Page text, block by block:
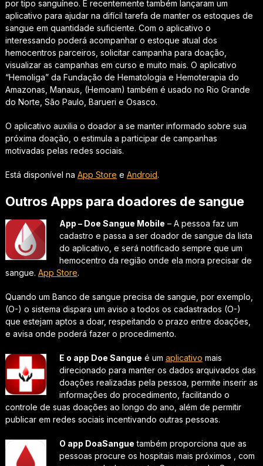
por tipo sanguíneo. E recentemente também lançaram um
aplicativo para ajudar na difícil tarefa de manter os estoques de
sangue em quantidade suficiente. Com o aplicativo o
interessando poderá acompanhar o estoque atual dos
hemocentros parceiros, solicitar campanha para doação,
visualizar as campanhas em curso e muito mais. O aplicativo
“Hemoliga” da Fundação de Hematologia e Hemoterapia do
Amazonas, Manaus, (Hemoam) também é usado no Rio Grande
do Norte, São Paulo, Barueri e Osasco.
O aplicativo auxilia o doador a se manter informado sobre sua
próxima doação, o estimula a participar de campanhas
motivadas pelas redes sociais.
Está disponível na App Store e Android.
Outros Apps para doadores de sangue
App – Doe Sangue Mobile – A pessoa faz um
cadastro e passa a ser doador de sangue da lista
do aplicativo, e será notificado sempre que um
hemocentro da região onde ela mora precisar de
sangue. App Store.
Quando um Banco de sangue precisa de sangue, por exemplo,
(O-) o sistema dispara um aviso a todos os cadastrados (O-)
que estejam aptos a doar, respeitando o prazo entre doações,
e avisa onde poderá fazer o procedimento.
E o app Doe Sangue é um aplicativo mais
direcionado para manter os dados arquivados das
doações realizadas pela pessoa, permite inserir as
informações do procedimento, facilitando o
controle de suas doações ao longo do ano, além de permitir
publicar em redes sociais incentivando outras pessoas.
O app DoaSangue também proporciona que as
pessoas procure os hospitais mais próximos , com